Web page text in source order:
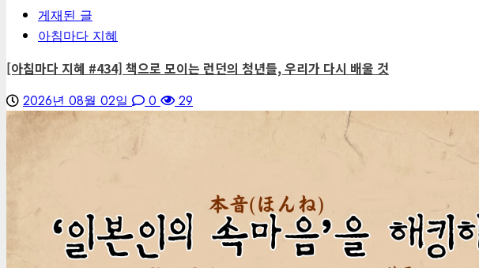
게재된 글
아침마다 지혜
[아침마다 지혜 #434] 책으로 모이는 런던의 청년들, 우리가 다시 배울 것
2026년 08월 02일 0 29